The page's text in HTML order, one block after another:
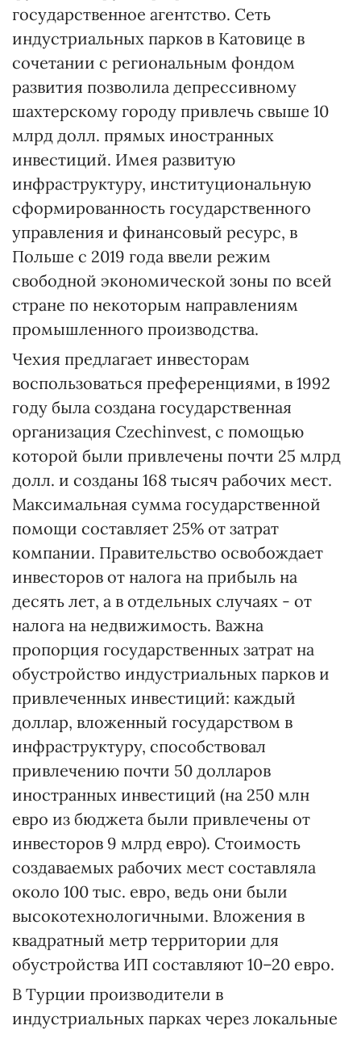
государственное агентство. Сеть
индустриальных парков в Катовице в
сочетании с региональным фондом
развития позволила депрессивному
шахтерскому городу привлечь свыше 10
млрд долл. прямых иностранных
инвестиций. Имея развитую
инфраструктуру, институциональную
сформированность государственного
управления и финансовый ресурс, в
Польше с 2019 года ввели режим
свободной экономической зоны по всей
стране по некоторым направлениям
промышленного производства.
Чехия предлагает инвесторам
воспользоваться преференциями, в 1992
году была создана государственная
организация Czechinvest, с помощью
которой были привлечены почти 25 млрд
долл. и созданы 168 тысяч рабочих мест.
Максимальная сумма государственной
помощи составляет 25% от затрат
компании. Правительство освобождает
инвесторов от налога на прибыль на
десять лет, а в отдельных случаях - от
налога на недвижимость. Важна
пропорция государственных затрат на
обустройство индустриальных парков и
привлеченных инвестиций: каждый
доллар, вложенный государством в
инфраструктуру, способствовал
привлечению почти 50 долларов
иностранных инвестиций (на 250 млн
евро из бюджета были привлечены от
инвесторов 9 млрд евро). Стоимость
создаваемых рабочих мест составляла
около 100 тыс. евро, ведь они были
высокотехнологичными. Вложения в
квадратный метр территории для
обустройства ИП составляют 10–20 евро.
В Турции производители в
индустриальных парках через локальные